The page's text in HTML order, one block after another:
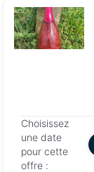
Choisissez
une date
pour cette
offre :